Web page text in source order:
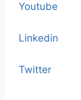
Youtube
Linkedin
Twitter